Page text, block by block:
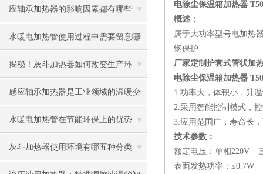
应轴承加热器的影响因素都有哪些
呢？
水暖电加热管使用过程中需要留意哪
些地方
揭秘！灰斗加热器如何改变生产环
境？
感应轴承加热器是工业领域的温暖变
革者
水暖电加热管在节能环保上的优势
灰斗加热器使用环境有哪五种分类
电除尘保温箱加热器
概述：
属于大功率型号电加热
钢保护.
厂家定制护套式管状加
电除尘保温箱加热器
1.功率大，体积小，升
2.采用智能控制模式，
3.应用范围广，寿命长
技术参数：
额定电压：单相220V
表面发热功率：≤0.7W